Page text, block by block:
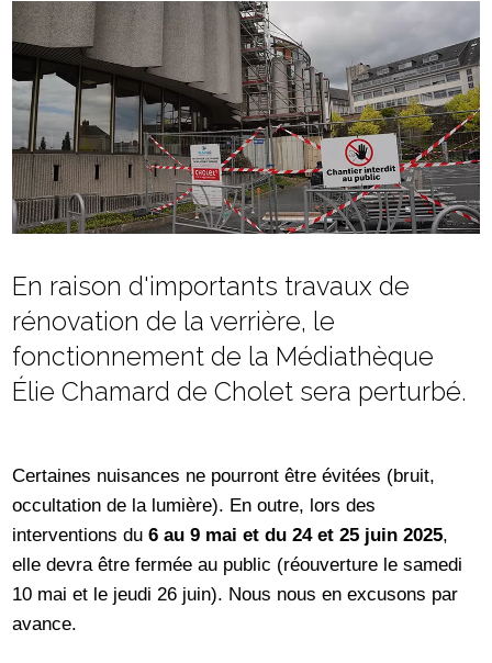
En raison d'importants travaux de
rénovation de la verrière, le
fonctionnement de la Médiathèque
Élie Chamard de Cholet sera perturbé.
Certaines nuisances ne pourront être évitées (bruit,
occultation de la lumière). En outre, lors des
interventions du6 au 9 mai et du 24 et 25 juin 2025,
elle devra être fermée au public (réouverture le samedi
10 mai et le jeudi 26 juin). Nous nous en excusons par
avance.